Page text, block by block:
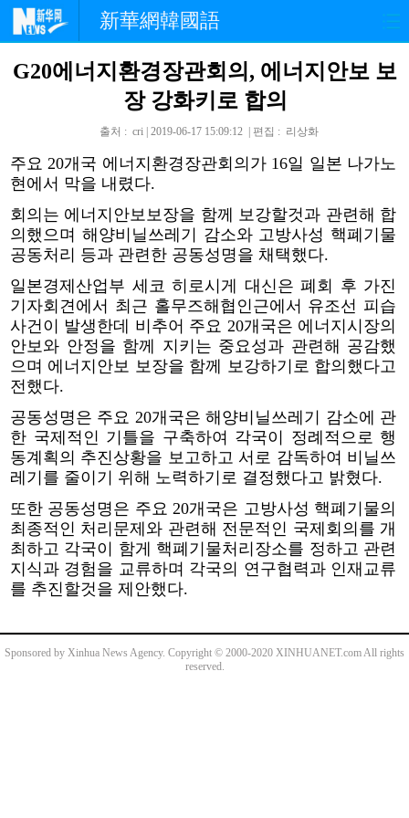
新華網韓國語
홈페이지 최신뉴스 정치
사회
중한교류 핫 TV 문화
연예 관광 오피니언
생생 중국어
G20에너지환경장관회의, 에너지안보 보
장 강화키로 합의
출처 : cri | 2019-06-17 15:09:12 | 편집 : 리상화
주요 20개국 에너지환경장관회의가 16일 일본 나가노
현에서 막을 내렸다.
회의는 에너지안보보장을 함께 보강할것과 관련해 합
의했으며 해양비닐쓰레기 감소와 고방사성 핵폐기물
공동처리 등과 관련한 공동성명을 채택했다.
일본경제산업부 세코 히로시게 대신은 폐회 후 가진
기자회견에서 최근 홀무즈해협인근에서 유조선 피습
사건이 발생한데 비추어 주요 20개국은 에너지시장의
안보와 안정을 함께 지키는 중요성과 관련해 공감했
으며 에너지안보 보장을 함께 보강하기로 합의했다고
전했다.
공동성명은 주요 20개국은 해양비닐쓰레기 감소에 관
한 국제적인 기틀을 구축하여 각국이 정례적으로 행
동계획의 추진상황을 보고하고 서로 감독하여 비닐쓰
레기를 줄이기 위해 노력하기로 결정했다고 밝혔다.
또한 공동성명은 주요 20개국은 고방사성 핵폐기물의
최종적인 처리문제와 관련해 전문적인 국제회의를 개
최하고 각국이 함게 핵폐기물처리장소를 정하고 관련
지식과 경험을 교류하며 각국의 연구협력과 인재교류
를 추진할것을 제안했다.